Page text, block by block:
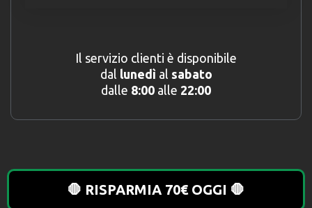
Il servizio clienti è disponibile
dal lunedì al sabato
dalle 8:00 alle 22:00
🛑 RISPARMIA 70€ OGGI 🛑